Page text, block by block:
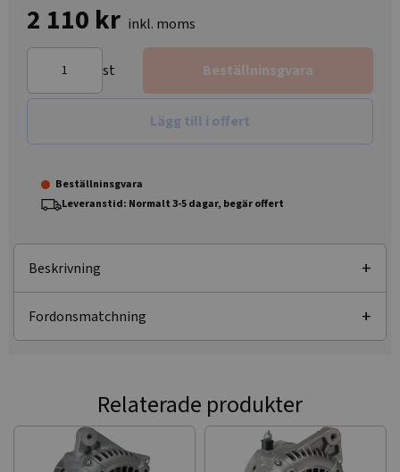
2 110 kr inkl. moms
st Beställninsgvara
Lägg till i offert
Beställninsgvara
Leveranstid: Normalt 3-5 dagar, begär offert
Beskrivning
Fordonsmatchning
Relaterade produkter